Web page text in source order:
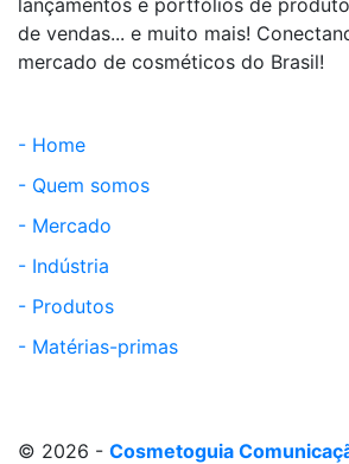
lançamentos e portfólios de
de vendas... e muito mais!
mercado de cosméticos do Brasil!
- Home
- Quem somos
- Mercado
- Indústria
- Produtos
- Matérias-primas
© 2026 - Cosmetoguia